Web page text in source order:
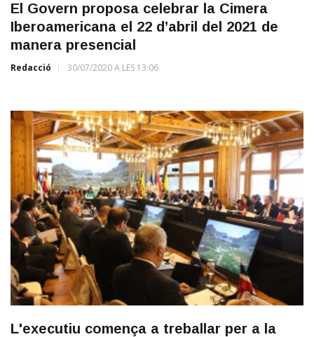
El Govern proposa celebrar la Cimera
Iberoamericana el 22 d’abril del 2021 de
manera presencial
Redacció 30/07/2020 A LES 13:06
L'executiu comença a treballar per a la